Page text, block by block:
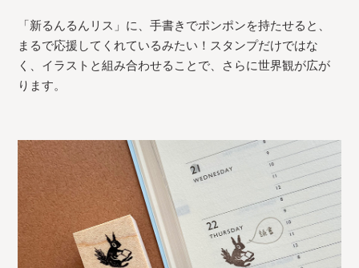
「新るんるんリス」に、手書きでポンポンを持たせると、
まるで応援してくれているみたい！スタンプだけではな
く、イラストと組み合わせることで、さらに世界観が広が
ります。